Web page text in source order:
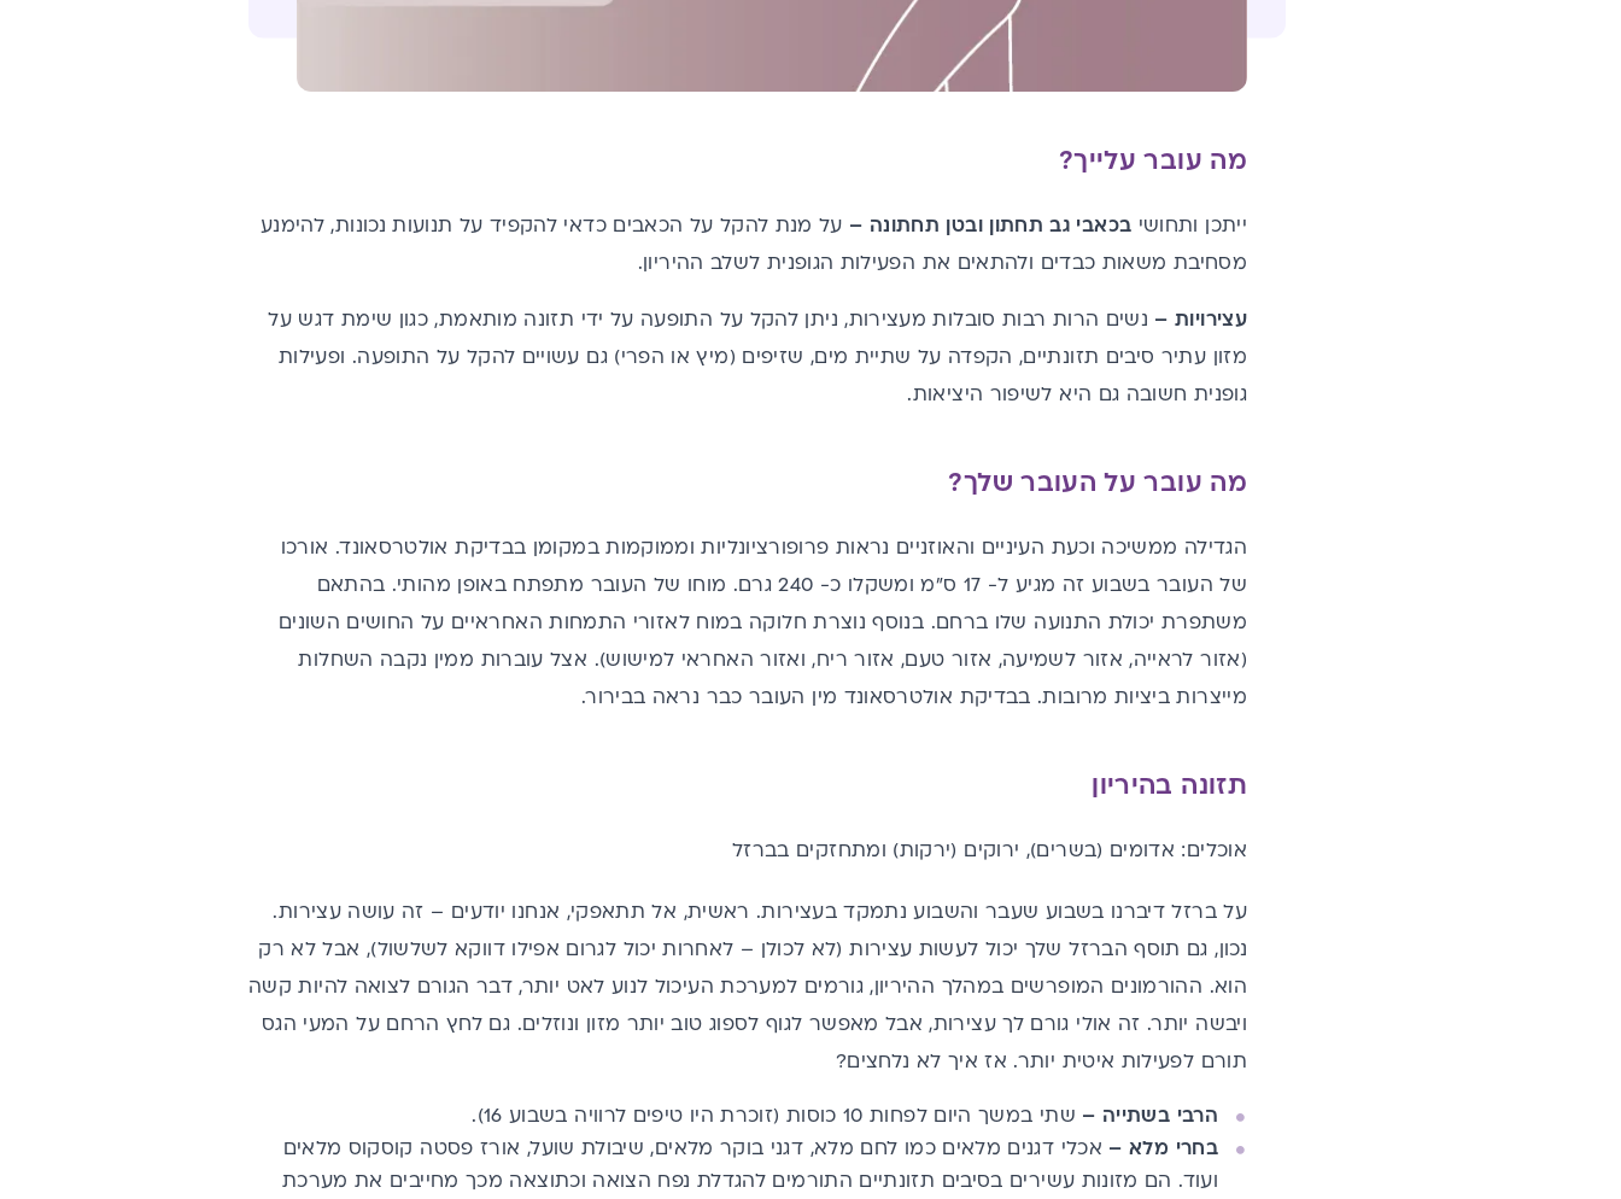
מה עובר עלייך?
ייתכן ותחושי בכאבי גב תחתון ובטן תחתונה – על מנת להקל על הכאבים כדאי להקפיד על תנועות נכונות, להימנע
מסחיבת משאות כבדים ולהתאים את הפעילות הגופנית לשלב ההיריון.
עצירויות – נשים הרות רבות סובלות מעצירות, ניתן להקל על התופעה על ידי תזונה מותאמת, כגון שימת דגש על
מזון עתיר סיבים תזונתיים, הקפדה על שתיית מים, שזיפים (מיץ או הפרי) גם עשויים להקל על התופעה. ופעילות
גופנית חשובה גם היא לשיפור היציאות.
מה עובר על העובר שלך?
הגדילה ממשיכה וכעת העיניים והאוזניים נראות פרופורציונליות וממוקמות במקומן בבדיקת אולטרסאונד. אורכו
של העובר בשבוע זה מגיע ל- 17 ס"מ ומשקלו כ- 240 גרם. מוחו של העובר מתפתח באופן מהותי. בהתאם
משתפרת יכולת התנועה שלו ברחם. בנוסף נוצרת חלוקה במוח לאזורי התמחות האחראיים על החושים השונים
(אזור לראייה, אזור לשמיעה, אזור טעם, אזור ריח, ואזור האחראי למישוש). אצל עוברות ממין נקבה השחלות
מייצרות ביציות מרובות. בבדיקת אולטרסאונד מין העובר כבר נראה בבירור.
תזונה בהיריון
אוכלים: אדומים (בשרים), ירוקים (ירקות) ומתחזקים בברזל
על ברזל דיברנו בשבוע שעבר והשבוע נתמקד בעצירות. ראשית, אל תתאפקי, אנחנו יודעים – זה עושה עצירות.
נכון, גם תוסף הברזל שלך יכול לעשות עצירות(לא לכולן – לאחרות יכול לגרום אפילו דווקא לשלשול), אבל לא רק
הוא. ההורמונים המופרשים במהלך ההיריון, גורמים למערכת העיכול לנוע לאט יותר, דבר הגורם לצואה להיות קשה
ויבשה יותר. זה אולי גורם לך עצירות, אבל מאפשר לגוף לספוג טוב יותר מזון ונוזלים. גם לחץ הרחם על המעי הגס
תורם לפעילות איטית יותר. אז איך לא נלחצים?
הרבי בשתייה – שתי במשך היום לפחות 10 כוסות (זוכרת היו טיפים לרוויה בשבוע 16
).
בחרי מלא – אכלי דגנים מלאים כמו לחם מלא, דגני בוקר מלאים, שיבולת שועל, אורז פסטה קוסקוס מלאים
ועוד. הם מזונות עשירים בסיבים תזונתיים התורמים להגדלת נפח הצואה וכתוצאה מכך מחייבים את מערכת